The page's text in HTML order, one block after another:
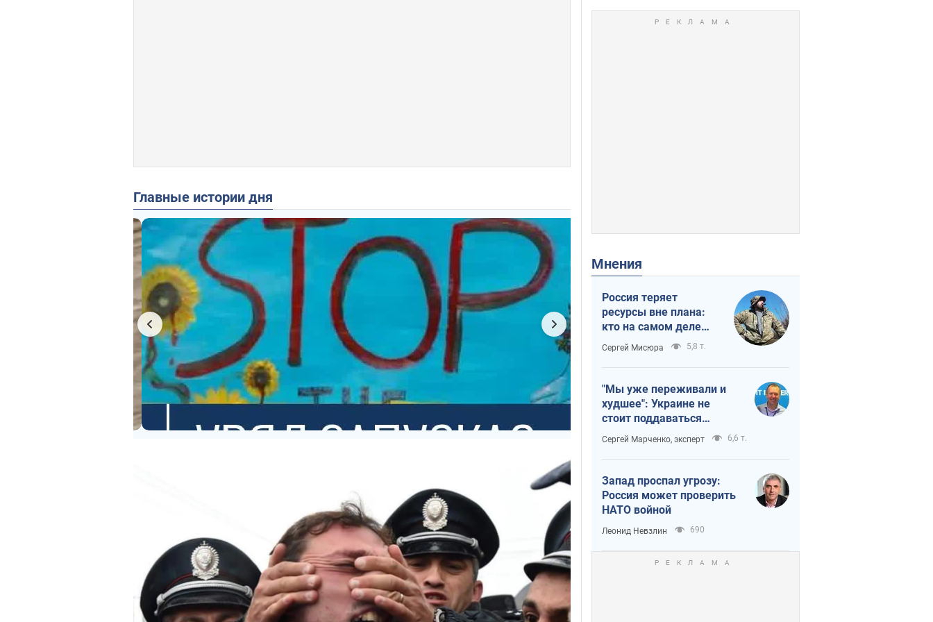
Главные истории дня
Мнения
Россия теряет
ресурсы вне плана:
кто на самом деле
диктует темп войны
Сергей Мисюра 5,8 т.
"Мы уже переживали и
худшее": Украине не
стоит поддаваться
отчаянию из-за
ракетного террора
Сергей Марченко, эксперт 6,6 т.
Запад проспал угрозу:
Россия может проверить
НАТО войной
Леонид Невзлин 690